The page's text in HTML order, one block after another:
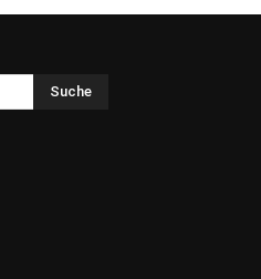
Suche